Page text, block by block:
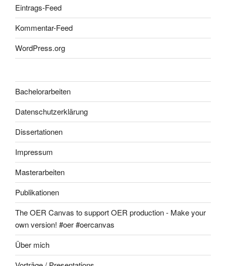
Eintrags-Feed
Kommentar-Feed
WordPress.org
Bachelorarbeiten
Datenschutzerklärung
Dissertationen
Impressum
Masterarbeiten
Publikationen
The OER Canvas to support OER production - Make your
own version! #oer #oercanvas
Über mich